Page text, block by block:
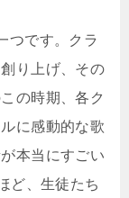
つです。クラ
り上げ、その
の時期、各ク
に感動的な歌
本当にすごい
ど、生徒たち